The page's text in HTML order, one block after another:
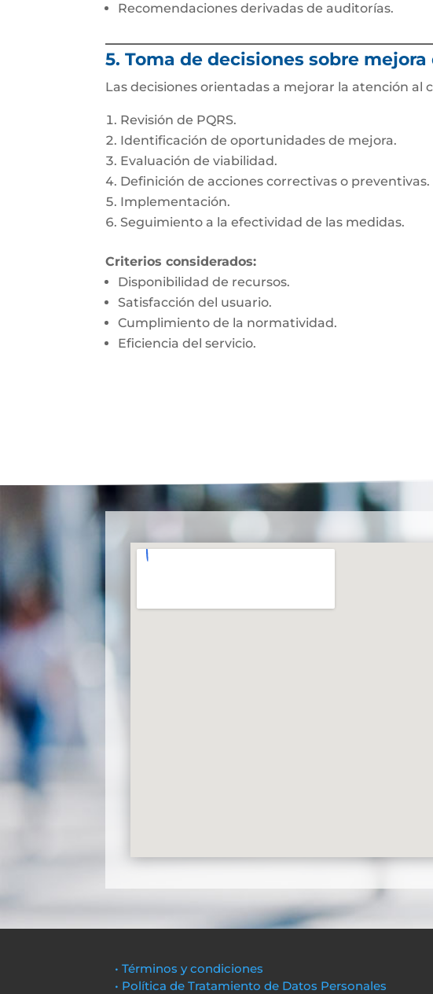
Recomendaciones derivadas de auditorías.
5. Toma de decisiones sobre
Las decisiones orientadas a mejorar la atención
Revisión de PQRS.
Identificación de oportunidades de mejora.
Evaluación de viabilidad.
Definición de acciones correctivas o preventivas.
Implementación.
Seguimiento a la efectividad de las medidas.
Criterios considerados:
Disponibilidad de recursos.
Satisfacción del usuario.
Cumplimiento de la normatividad.
Eficiencia del servicio.
• Términos y condiciones
• Política de Tratamiento de Datos Personales